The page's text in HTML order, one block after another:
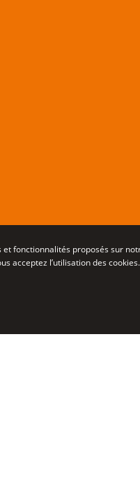
fonctionnalités proposés sur
acceptez l’utilisation des